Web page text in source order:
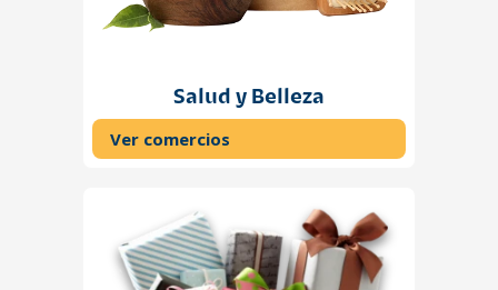
Salud y Belleza
Ver comercios